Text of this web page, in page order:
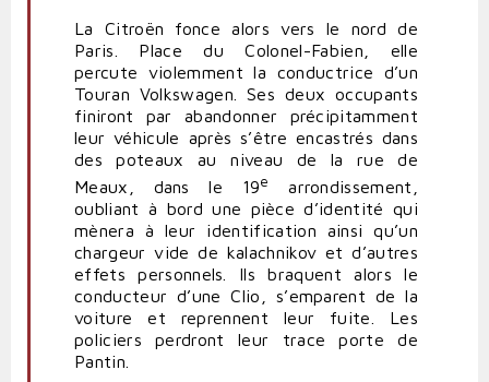
La Citroën fonce alors vers le nord de
Paris. Place du Colonel-Fabien, elle
percute violemment la conductrice d’un
Touran Volkswagen. Ses deux occupants
finiront parabandonner précipitamment
leur véhicule après s’être encastrés dans
des poteaux au niveau de la rue de
Meaux, dans le 19e
arrondissement,
oubliant à bord une pièce d’identité qui
mènera à leur identification ainsi qu’un
chargeur vide de kalachnikov et d’autres
effets personnels. Ils braquent alors le
conducteur d’une Clio, s’emparent de la
voiture et reprennent leur fuite. Les
policiers perdront leur trace porte de
Pantin.